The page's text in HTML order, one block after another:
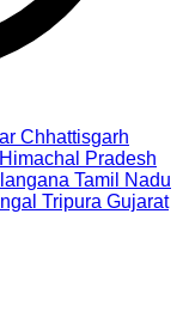
Chhattisgarh
Himachal Pradesh
Tamil Nadu
Tripura Gujarat